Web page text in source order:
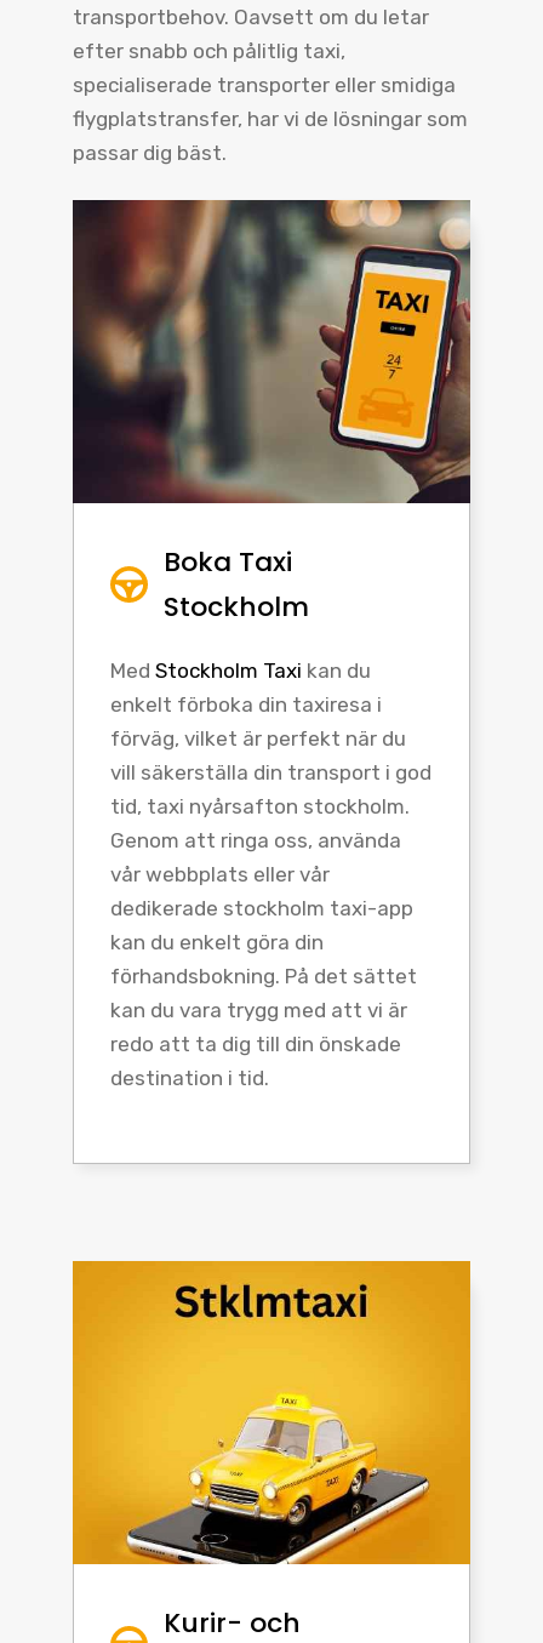
transportbehov. Oavsett om du letar
efter snabb och pålitlig taxi,
specialiserade transporter eller smidiga
flygplatstransfer, har vi de lösningar som
passar dig bäst.
Boka Taxi
Stockholm
Med Stockholm Taxi kan du
enkelt förboka din taxiresa i
förväg, vilket är perfekt när du
vill säkerställa din transport i god
tid, taxi nyårsafton stockholm.
Genom att ringa oss, använda
vår webbplats eller vår
dedikerade stockholm taxi-app
kan du enkelt göra din
förhandsbokning. På det sättet
kan du vara trygg med att vi är
redo att ta dig till din önskade
destination i tid.
Kurir- och